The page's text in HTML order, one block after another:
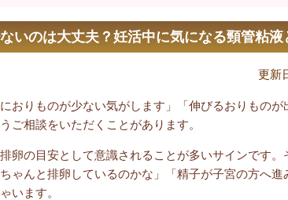
いのは大丈夫？妊活中に気になる頸管粘液
更新
おりものが少ない気がします」「伸びるおりものが
ご相談をいただくことがあります。
卵の目安として意識されることが多いサインです。
ゃんと排卵しているのかな」「精子が子宮の方へ進
います。